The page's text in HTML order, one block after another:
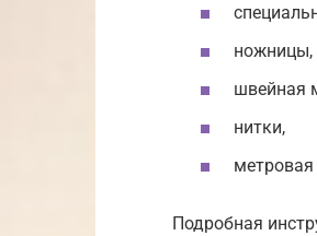
ножницы,
швейная
нитки,
метровая
Подробная